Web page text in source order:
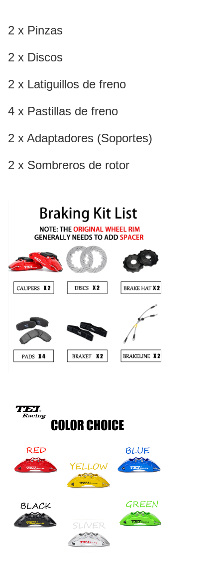
2 x Pinzas
2 x Discos
2 x Latiguillos de freno
4 x Pastillas de freno
2 x Adaptadores (Soportes)
2 x Sombreros de rotor